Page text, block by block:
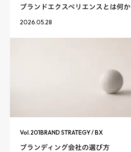
ブランドエクスペリエンスとは何か
2026.05.28
Vol.201BRAND STRATEGY / BX
ブランディング会社の選び方